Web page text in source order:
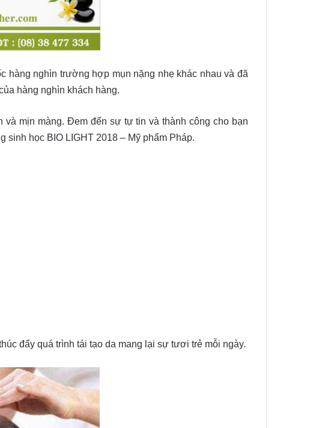
hàng nghìn trường hợp mụn nặng nhẹ khác nhau và đã
hàng nghìn khách hàng.
mịn màng. Đem đến sự tự tin và thành công cho bạn
sinh học BIO LIGHT 2018 – Mỹ phẩm Pháp.
đẩy quá trình tái tạo da mang lại sự tươi trẻ mỗi ngày.